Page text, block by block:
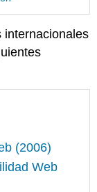
internacionales
(2006)
Web